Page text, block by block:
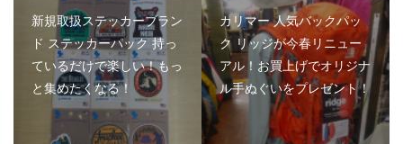
新規取扱ステッカーブラン
ド ステッカーパック 持っ
ているだけで楽しい！もっ
と集めたくなる！
カリマー 人気バックパッ
ク リッジが今春リニュー
アル！お買上げでオリジナ
ル手ぬぐいをプレゼント！